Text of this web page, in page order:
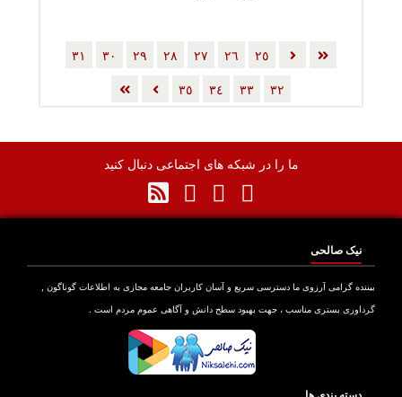
٢٥ ٢٦ ٢٧ ٢٨ ٢٩ ٣٠ ٣١
٣٢ ٣٣ ٣٤ ٣٥
ما را در شبکه های اجتماعی دنبال کنید
نیک صالحی
بیننده گرامی آرزوی ما دسترسی سریع و آسان کاربران جامعه مجازی به اطلاعات گوناگون ,
گرداوری بستری مناسب ، جهت بهبود سطح دانش و آگاهی عموم مردم است .